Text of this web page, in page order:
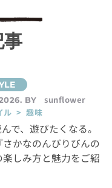
BY
sunflower
ル > 趣味
で、遊びたくなる。
かなのんびりびんの
しみ方と魅力をご紹